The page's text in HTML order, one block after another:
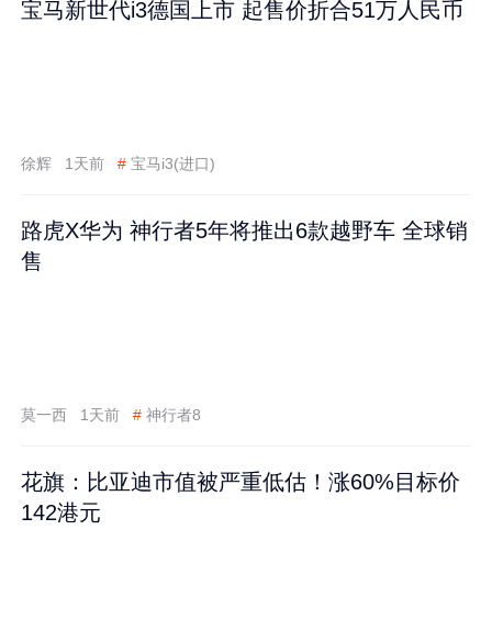
宝马新世代i3德国上市 起售价折合51万人民币
徐辉 1天前 # 宝马i3(进口)
路虎X华为 神行者5年将推出6款越野车 全球销
售
莫一西 1天前 # 神行者8
花旗：比亚迪市值被严重低估！涨60%目标价
142港元